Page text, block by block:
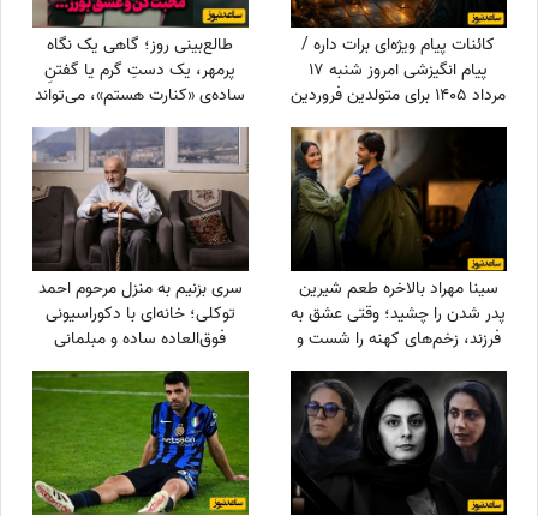
کائنات پیام ویژه‌ای برات داره /
پیام انگیزشی امروز شنبه 17
مرداد 1405 برای متولدین فروردین
تا اسفند: امروز با حفظ تمرکز و
پشتکار، یک گام دیگر به
خواسته‌هایتان نزدیک می‌شوید +
ویدئو
طالع‌بینی روز؛ گاهی یک نگاه
پرمهر، یک دستِ گرم یا گفتنِ
ساده‌ی «کنارت هستم»، می‌تواند
قلبی را برای همیشه آرام کند ... /
شنبه 17 مرداد 1405
سینا مهراد بالاخره طعم شیرین
پدر شدن را چشید؛ وقتی عشق به
فرزند، زخم‌های کهنه را شست و
در نهایت همان چیزی نصیبش
شد که مردها از زندگی
می‌خواهند!
سری بزنیم به منزل مرحوم احمد
توکلی؛ خانه‌ای با دکوراسیونی
فوق‌العاده ساده و مبلمانی
قدیمی آراسته به گل و گیاه و
شلف‌های دیواری پر از پتوس و
گل گندمی+عکس